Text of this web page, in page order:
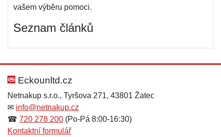
vašem výběru pomoci.
Seznam článků
Eckounltd.cz
Netnakup s.r.o., Tyršova 271, 43801 Žatec
✉ info@netnakup.cz
☎ 720 278 200 (Po-Pá 8:00-16:30)
Kontaktní formulář